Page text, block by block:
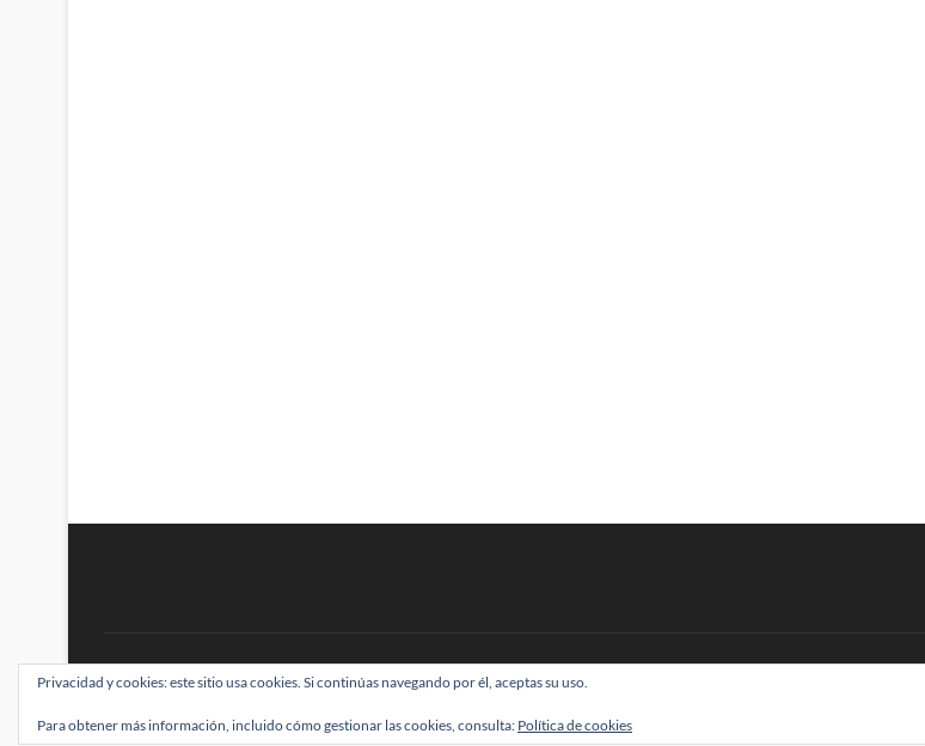
BRAINSTOMPING| Diseñado por:Theme Freesia|WordPress| © Todos los derechos reservados
Privacidad y cookies: este sitio usa cookies. Si continúas navegando por él, aceptas su uso.
Para obtener más información, incluido cómo gestionar las cookies, consulta: Política de cookies